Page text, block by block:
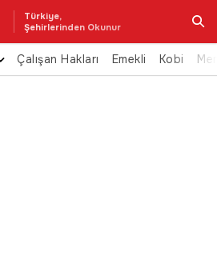
Türkiye,
Şehirlerinden Okunur
Ara
Çalışan Hakları Emekli Kobi